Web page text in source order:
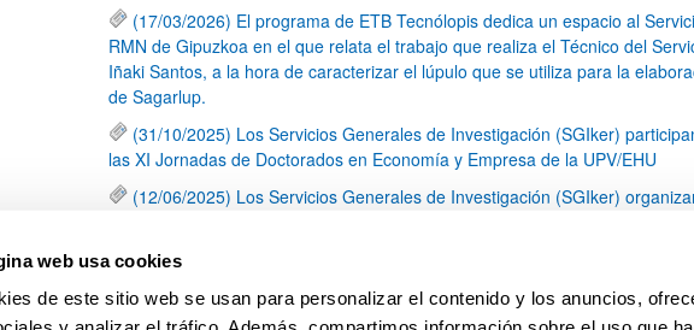
web usa cookies
de este sitio web se usan para personalizar el contenido y los anuncios,
(17/03/2026) El programa de ETB Tecnólopis dedica un espacio al
RMN de Gipuzkoa en el que relata el trabajo que realiza el Técnico del
Iñaki Santos, a la hora de caracterizar el lúpulo que se utiliza para la
de Sagarlup.
(31/10/2025) Los Servicios Generales de Investigación (SGIker)
las XI Jornadas de Doctorados en Economía y Empresa de la UPV/EHU
(12/06/2025) Los Servicios Generales de Investigación (SGIker)
una caracterización química de dos variedades de lúpulo silvestre